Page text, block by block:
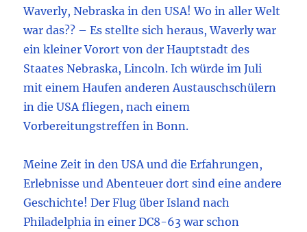
Waverly, Nebraska in den USA! Wo in aller Welt
war das?? – Es stellte sich heraus, Waverly war
ein kleiner Vorort von der Hauptstadt des
Staates Nebraska, Lincoln. Ich würde im Juli
mit einem Haufen anderen Austauschschülern
in die USA fliegen, nach einem
Vorbereitungstreffen in Bonn.
Meine Zeit in den USA und die Erfahrungen,
Erlebnisse und Abenteuer dort sind eine andere
Geschichte! Der Flug über Island nach
Philadelphia in einer DC8-63 war schon